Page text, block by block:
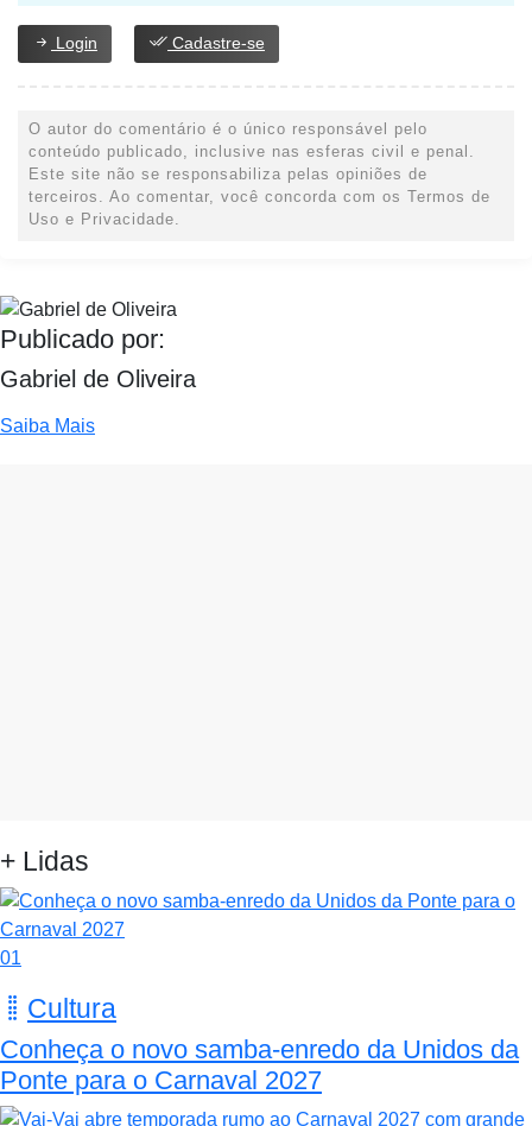
Login Cadastre-se
O autor do comentário é o único responsável pelo
conteúdo publicado, inclusive nas esferas civil e penal.
Este site não se responsabiliza pelas opiniões de
terceiros. Ao comentar, você concorda com os Termos de
Uso e Privacidade.
Publicado por:
Gabriel de Oliveira
Saiba Mais
+ Lidas
01
Cultura
Conheça o novo samba-enredo da Unidos da
Ponte para o Carnaval 2027